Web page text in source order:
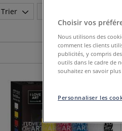
Trier
Choisir vos
Nous utilisons des
comment les clients
publicités, y compris
outils dans le cadre de
souhaitez en savoir
Personnaliser les